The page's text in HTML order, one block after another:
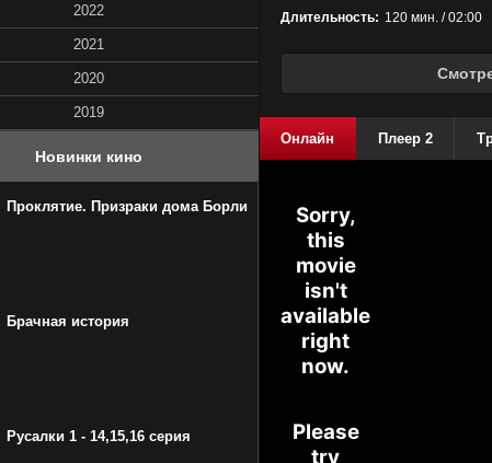
Длительность: 120 мин. / 02:00
Онлайн Плеер 2
80
1 2 3 4 5
2022
2021
2020
2019
Новинки кино
Проклятие. Призраки дома Борли
Брачная история
Русалки 1 - 14,15,16 серия